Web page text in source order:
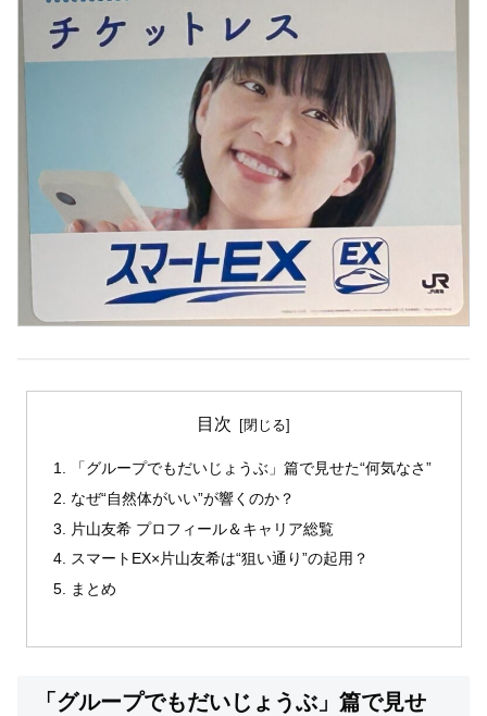
目次
「グループでもだいじょうぶ」篇で見せた“何気なさ”
なぜ“自然体がいい”が響くのか？
片山友希 プロフィール＆キャリア総覧
スマートEX×片山友希は“狙い通り”の起用？
まとめ
「グループでもだいじょうぶ」篇で見せ